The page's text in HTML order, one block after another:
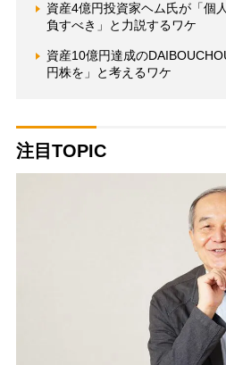
資産4億円投資家ヘム氏が「個
負すべき」と力説するワケ
資産10億円達成の
円株を」と考えるワケ
注目TOPIC